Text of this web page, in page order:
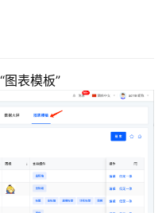
图表模板”